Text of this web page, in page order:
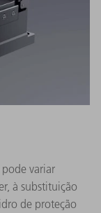
variar
à substituição
de proteção